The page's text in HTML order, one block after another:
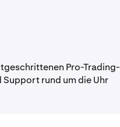
Pro-Trading-
rund um die Uhr